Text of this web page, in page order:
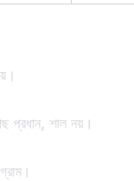
প্রধান, শাল নয়।